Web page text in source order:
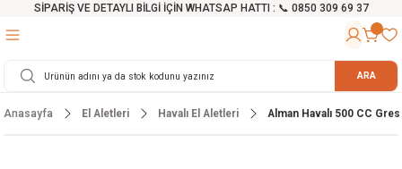
SİPARİŞ VE DETAYLI BİLGİ İÇİN WHATSAP HATTI : 📞 0850 309 69 37
Testereler
Cihazları
ve Arabalar
Malzemeleri ARA
Anasayfa El Aletleri Havalı El Aletleri Alman Havalı 500 CC